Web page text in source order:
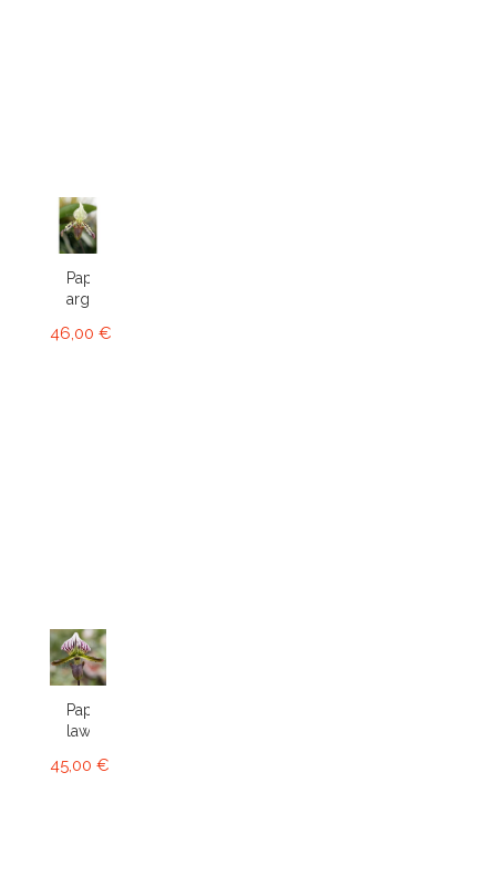
Paphiopedilum
argus
46,00 €
Paphiopedilum
lawrenceanum
45,00 €